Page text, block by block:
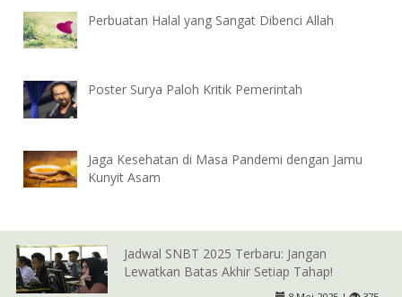
Perbuatan Halal yang Sangat Dibenci Allah
Poster Surya Paloh Kritik Pemerintah
Jaga Kesehatan di Masa Pandemi dengan Jamu
Kunyit Asam
Jadwal SNBT 2025 Terbaru: Jangan
Lewatkan Batas Akhir Setiap Tahap!